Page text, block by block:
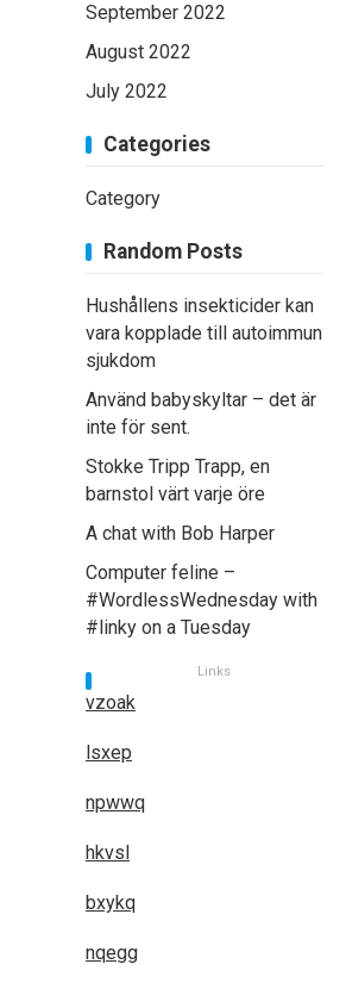
September 2022
August 2022
July 2022
Categories
Category
Random Posts
Hushållens insekticider kan
vara kopplade till autoimmun
sjukdom
Använd babyskyltar – det är
inte för sent.
Stokke Tripp Trapp, en
barnstol värt varje öre
A chat with Bob Harper
Computer feline –
#WordlessWednesday with
#linky on a Tuesday
Links
vzoak
lsxep
npwwq
hkvsl
bxykq
nqegg